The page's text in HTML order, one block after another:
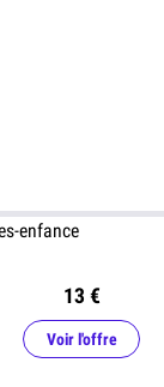
13 €
Voir l'offre